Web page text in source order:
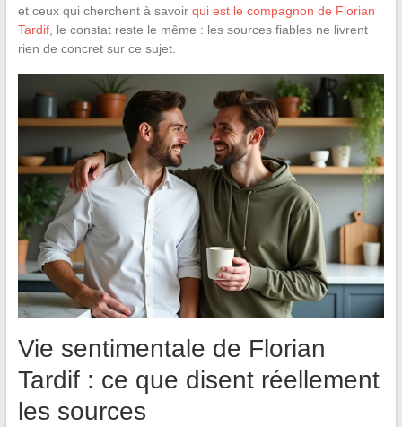
et ceux qui cherchent à savoir qui est le compagnon de Florian
Tardif, le constat reste le même : les sources fiables ne livrent
rien de concret sur ce sujet.
Vie sentimentale de Florian
Tardif : ce que disent réellement
les sources